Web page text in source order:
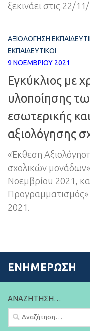
ξεκινάει στις 22/
ΑΞΙΟΛΌΓΗΣΗ
ΕΚΠΑΙΔΕΥΤΙΚΟΊ
9 ΝΟΕΜΒΡΊΟΥ 2021
Εγκύκλιος με
υλοποίησης
εσωτερικής
αξιολόγησης
«Έκθεση
σχολικών
Νοεμβρίου 2021,
2021.
ΕΝΗΜΈΡΩΣΗ
ΑΝΑΖΉΤΗΣΗ…
Αναζήτηση
για: